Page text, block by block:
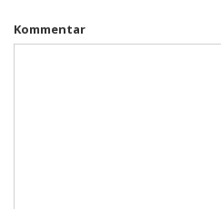
Kommentar